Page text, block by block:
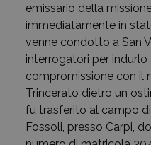
emissario della
immediatamente in
venne condotto a San
interrogatori per indurlo
compromissione con il
Trincerato dietro un
fu trasferito al campo
Fossoli, presso Carpi,